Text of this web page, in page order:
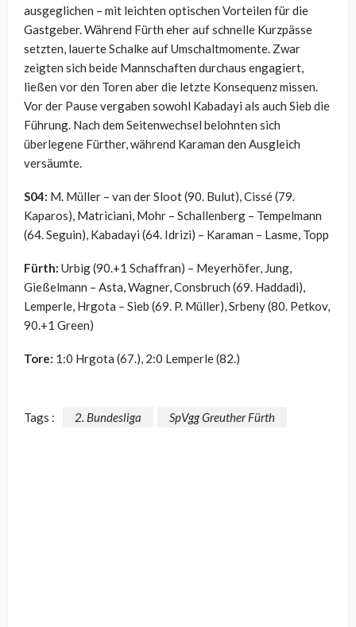
ausgeglichen – mit leichten optischen Vorteilen für die
Gastgeber. Während Fürth eher auf schnelle Kurzpässe
setzten, lauerte Schalke auf Umschaltmomente. Zwar
zeigten sich beide Mannschaften durchaus engagiert,
ließen vor den Toren aber die letzte Konsequenz missen.
Vor der Pause vergaben sowohl Kabadayi als auch Sieb die
Führung. Nach dem Seitenwechsel belohnten sich
überlegene Fürther, während Karaman den Ausgleich
versäumte.
S04: M. Müller – van der Sloot (90. Bulut), Cissé (79.
Kaparos), Matriciani, Mohr – Schallenberg – Tempelmann
(64. Seguin), Kabadayi (64. Idrizi) – Karaman – Lasme, Topp
Fürth: Urbig (90.+1 Schaffran) – Meyerhöfer, Jung,
Gießelmann – Asta, Wagner, Consbruch (69. Haddadi),
Lemperle, Hrgota – Sieb (69. P. Müller), Srbeny (80. Petkov,
90.+1 Green)
Tore: 1:0 Hrgota (67.), 2:0 Lemperle (82.)
Tags : 2. Bundesliga SpVgg Greuther Fürth